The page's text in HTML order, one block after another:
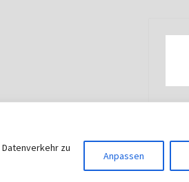
zu
Anpassen
|Theme:Nisarg